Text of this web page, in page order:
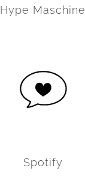
Hype Maschine
Spotify